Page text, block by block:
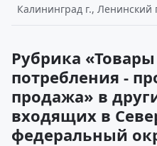
Калининград г., Ленинский
Рубрика
потребления -
продажа» в
входящих в
федеральный